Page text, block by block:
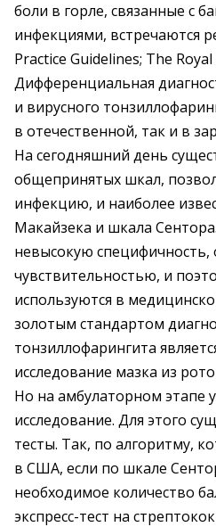
боли в горле, связанные с
инфекциями, встречаются
Practice Guidelines; The
Дифференциальная
и вирусного
в отечественной, так и в
На сегодняшний день
общепринятых шкал,
инфекцию, и наиболее
Макайзека и шкала
невысокую
чувствительностью, и
используются в
золотым стандартом
тонзиллофарингита
исследование мазка из
Но на амбулаторном этапе
исследование. Для этого
тесты. Так, по алгоритму,
в США, если по шкале
необходимое количество
экспресс-тест на